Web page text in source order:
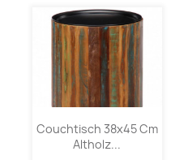
Couchtisch 38x45 Cm
Altholz...